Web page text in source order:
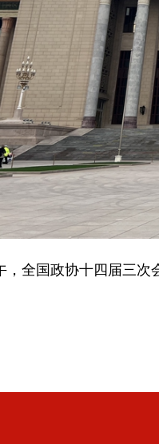
，全国政协十四届三次